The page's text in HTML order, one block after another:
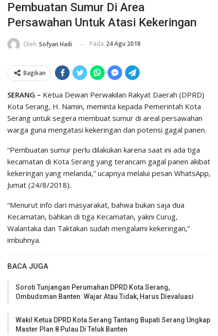
Pembuatan Sumur Di Area
Persawahan Untuk Atasi Kekeringan
Oleh Sofyan Hadi Pada 24 Agu 2018
Bagikan
SERANG – Ketua Dewan Perwakilan Rakyat Daerah (DPRD)
Kota Serang, H. Namin, meminta kepada Pemerintah Kota
Serang untuk segera membuat sumur di areal persawahan
warga guna mengatasi kekeringan dan potensi gagal panen.
“Pembuatan sumur perlu dilakukan karena saat ini ada tiga
kecamatan di Kota Serang yang terancam gagal panen akibat
kekeringan yang melanda,” ucapnya melalui pesan WhatsApp,
Jumat (24/8/2018).
“Menurut info dari masyarakat, bahwa bukan saja dua
Kecamatan, bahkan di tiga Kecamatan, yakni Curug,
Walantaka dan Taktakan sudah mengalami kekeringan,”
imbuhnya.
BACA JUGA
Soroti Tunjangan Perumahan DPRD Kota Serang,
Ombudsman Banten: Wajar Atau Tidak, Harus Dievaluasi
Wakil Ketua DPRD Kota Serang Tantang Bupati Serang Ungkap
Master Plan 8 Pulau Di Teluk Banten